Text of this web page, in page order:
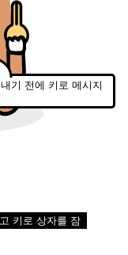
기 전에 키로 메시지
키로 상자를 잠